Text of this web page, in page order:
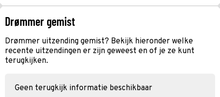
Drømmer gemist
Drømmer uitzending gemist? Bekijk hieronder welke
recente uitzendingen er zijn geweest en of je ze kunt
terugkijken.
Geen terugkijk informatie beschikbaar